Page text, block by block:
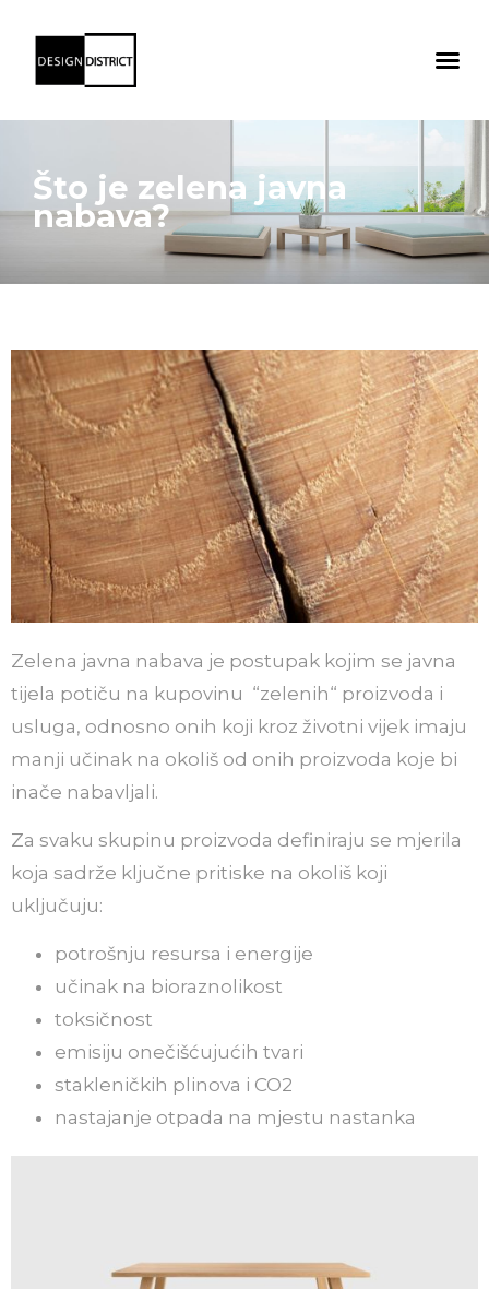
Što je zelena javna
nabava?
Zelena javna nabava je postupak kojim se javna
tijela potiču na kupovinu “zelenih“ proizvoda i
usluga, odnosno onih koji kroz životni vijek imaju
manji učinak na okoliš od onih proizvoda koje bi
inače nabavljali.
Za svaku skupinu proizvoda definiraju se mjerila
koja sadrže ključne pritiske na okoliš koji
uključuju:
potrošnju resursa i energije
učinak na bioraznolikost
toksičnost
emisiju onečišćujućih tvari
stakleničkih plinova i CO2
nastajanje otpada na mjestu nastanka